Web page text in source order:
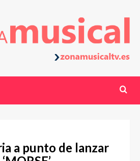
a punto de lanzar